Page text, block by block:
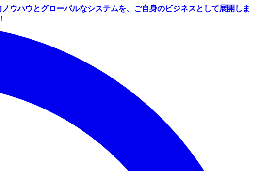
ウハウとグローバルなシステムを、ご自身のビジネスとして展開しま